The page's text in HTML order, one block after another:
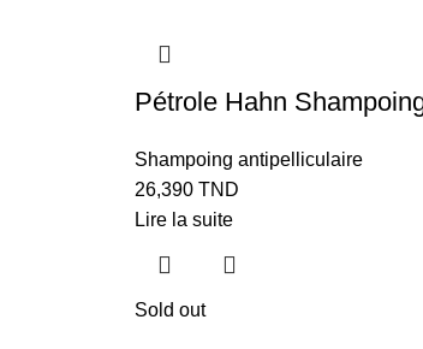
Pétrole Hahn
Shampoing antipelliculaire
26,390 TND
Lire la suite
Sold out